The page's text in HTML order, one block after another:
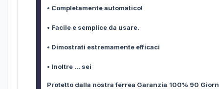
• Completamente automatico!
• Facile e semplice da usare.
• Dimostrati estremamente efficaci
• Inoltre ... sei
Protetto dalla nostra ferrea Garanzia 100% 90